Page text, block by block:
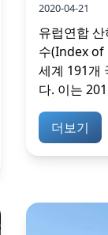
2020-04-21
유럽연합
수(Index of
세계 191개
다. 이는
더보기